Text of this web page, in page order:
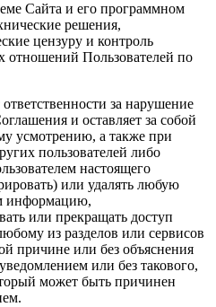
Сайта и его программном
решения,
цензуру и контроль
Пользователей по
за нарушение
и оставляет за собой
усмотрению, а также при
пользователей либо
настоящего
или удалять любую
информацию,
или прекращать доступ
из разделов или сервисов
причине или без объяснения
или без такового,
может быть причинен